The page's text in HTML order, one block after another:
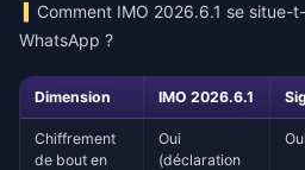
Comment IMO 2026.6.1 se situe-
WhatsApp ?
Dimension IMO 2026.6.1
Chiffrement
de bout en
Oui
(déclaration